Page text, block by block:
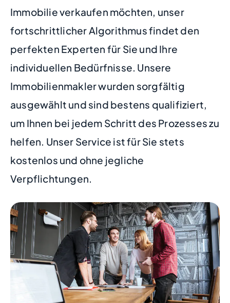
Immobilie verkaufen möchten, unser
fortschrittlicher Algorithmus findet den
perfekten Experten für Sie und Ihre
individuellen Bedürfnisse. Unsere
Immobilienmakler wurden sorgfältig
ausgewählt und sind bestens qualifiziert,
um Ihnen bei jedem Schritt des Prozesses zu
helfen. Unser Service ist für Sie stets
kostenlos und ohne jegliche
Verpflichtungen.